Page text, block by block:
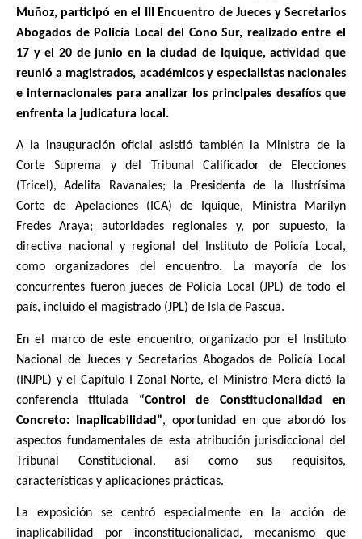
Muñoz, participó en el III Encuentro de Jueces y Secretarios
Abogados de Policía Local del Cono Sur, realizado entre el
17 y el 20 de junio en la ciudad de Iquique, actividad que
reunió a magistrados, académicos y especialistas nacionales
e internacionales para analizar los principales desafíos que
enfrenta la judicatura local.
A la inauguración oficial asistió también la Ministra de la
Corte Suprema y del Tribunal Calificador de Elecciones
(Tricel), Adelita Ravanales; la Presidenta de la Ilustrísima
Corte de Apelaciones (ICA) de Iquique, Ministra Marilyn
Fredes Araya; autoridades regionales y, por supuesto, la
directiva nacional y regional del Instituto de Policía Local,
como organizadores del encuentro. La mayoría de los
concurrentes fueron jueces de Policía Local (JPL) de todo el
país, incluido el magistrado (JPL) de Isla de Pascua.
En el marco de este encuentro, organizado por el Instituto
Nacional de Jueces y Secretarios Abogados de Policía Local
(INJPL) y el Capítulo I Zonal Norte, el Ministro Mera dictó la
conferencia titulada “Control de Constitucionalidad en
Concreto: Inaplicabilidad”, oportunidad en que abordó los
aspectos fundamentales de esta atribución jurisdiccional del
Tribunal Constitucional, así como sus requisitos,
características y aplicaciones prácticas.
La exposición se centró especialmente en la acción de
inaplicabilidad por inconstitucionalidad, mecanismo que